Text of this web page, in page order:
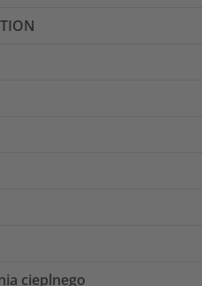
cieplnego